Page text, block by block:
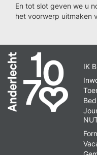
En tot slot geven we u
het voorwerp uitmaken
IK